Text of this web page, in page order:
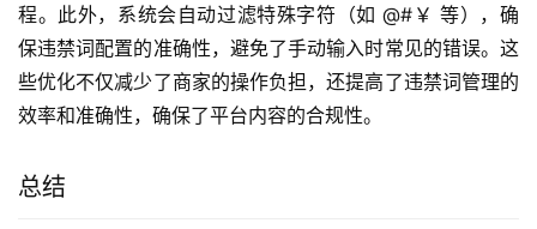
程。此外，系统会自动过滤特殊字符（如 @#￥ 等），确
保违禁词配置的准确性，避免了手动输入时常见的错误。这
些优化不仅减少了商家的操作负担，还提高了违禁词管理的
效率和准确性，确保了平台内容的合规性。
总结